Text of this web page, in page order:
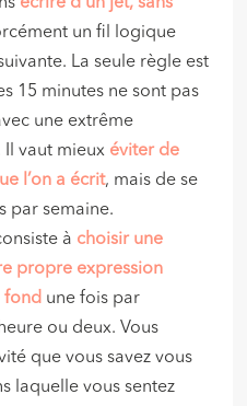
un fil logique
La seule règle est
15 minutes ne sont pas
une extrême
vaut mieux éviter de
l’on a écrit, mais de se
par semaine.
à choisir une
propre expression
fond une fois par
ou deux. Vous
que vous savez vous
laquelle vous sentez